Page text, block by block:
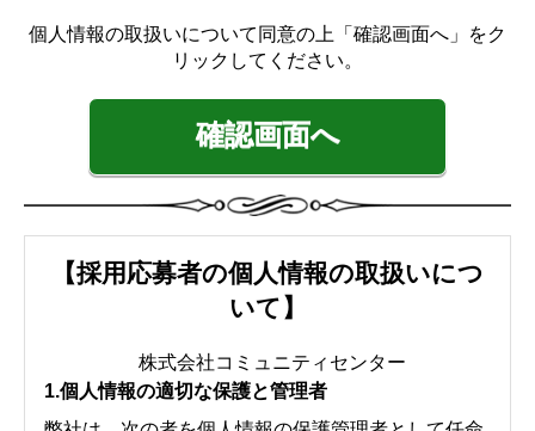
【採用応募者の個人情報の取扱いにつ
いて】
株式会社コミュニティセンター
1.個人情報の適切な保護と管理者